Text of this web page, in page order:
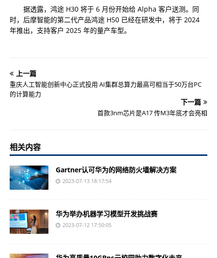
据透露，鸿途 H30 将于 6 月份开始给 Alpha 客户送测。同
时，后摩智能的第二代产品鸿途 H50 已经在研发中，将于 2024
年推出，支持客户 2025 年的量产车型。
上一篇
重庆人工智能创新中心正式投用 AI集群总算力最高可相当于50万台PC
的计算能力
下一篇
首款3nm芯片是A17 传M3年底才会亮相
相关内容
Gartner认可华为的网络防火墙解决方案
2023-07-13 18:17:54
华为举办机器学习模型开发挑战赛
2023-07-12 17:50:05